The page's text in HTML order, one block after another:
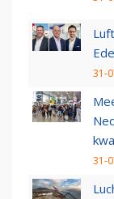
31-
31-